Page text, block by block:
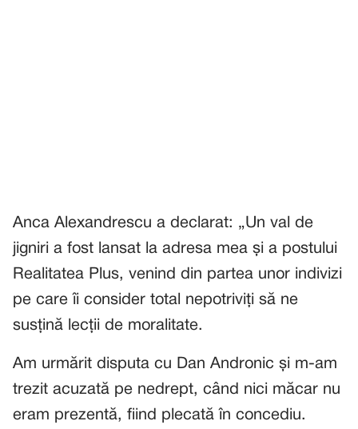
Anca Alexandrescu a declarat: „Un val de
jigniri a fost lansat la adresa mea și a postului
Realitatea Plus, venind din partea unor indivizi
pe care îi consider total nepotriviți să ne
susțină lecții de moralitate.
Am urmărit disputa cu Dan Andronic și m-am
trezit acuzată pe nedrept, când nici măcar nu
eram prezentă, fiind plecată în concediu.